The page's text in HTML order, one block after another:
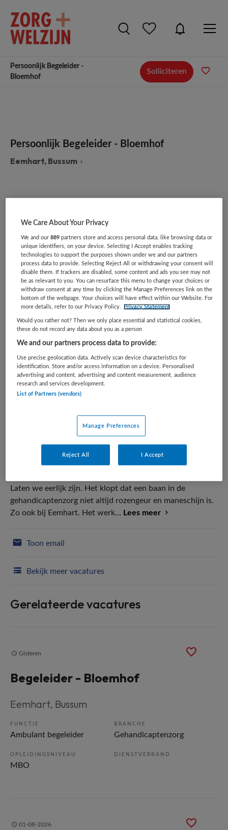
Persoonlijk Begeleider -
Bloemhof
Solliciteren
Persoonlijk Begeleider - Bloemhof
Eemhart, Bussum
VAKGEBIED
GGZ/Welzijn Ambulant begeleider
BRANCHE
Instelling/tehuis
AANSTELLING
Vaste aanstelling
PLAATSINGSDATUM
2 juni 2026
NIVEAU
MBO
ERVARING
Ervaren
DIENSTVERBAND
Fulltime
Vacature niet beschikbaar
Deze vacature Persoonlijk Begeleider - Bloemhof bij
Eemhart is niet meer actueel. Hieronder staan enkele
Laten we eerlijk zijn. Het klopt dat een baan in de
gehandicaptenzorg niet altijd rozengeur en maneschijn is.
Zo ook bij Eemhart. Het werk... Lees meer
Toon email
Bekijk meer vacatures
Gerelateerde vacatures
Gisteren
Begeleider - Bloemhof
Eemhart, Bussum
FUNCTIE
Ambulant begeleider
BRANCHE
Gehandicaptenzorg
OPLEIDINGSNIVEAU
MBO
DIENSTVERBAND
01-08-2026
We Care About Your Privacy
We and our889 partners store and access personal data, like browsing data or
unique identifiers, on your device. Selecting I Accept enables tracking
technologies to support the purposes shown under we and our partners
process data to provide. Selecting Reject All or withdrawing your consent will
disable them. If trackers are disabled, some content and ads you see may not
be as relevant to you. You can resurface this menu to change your choices or
withdraw consent at any time by clicking the Manage Preferences link on the
bottom of the webpage. Your choices will have effect within our Website. For
more details, refer to our Privacy Policy.
Privacy Statement
Would you rather not? Then we only place essential and statistical cookies,
these do not record any data about you as a person
We and our partners process data to provide:
Use precise geolocation data. Actively scan device characteristics for
identification. Store and/or access information on a device. Personalised
advertising and content, advertising and content measurement, audience
research and services development.
List of Partners (vendors)
Manage Preferences
Reject All I Accept